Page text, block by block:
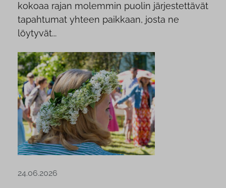
kokoaa rajan molemmin puolin järjestettävät
tapahtumat yhteen paikkaan, josta ne
löytyvät...
24.06.2026